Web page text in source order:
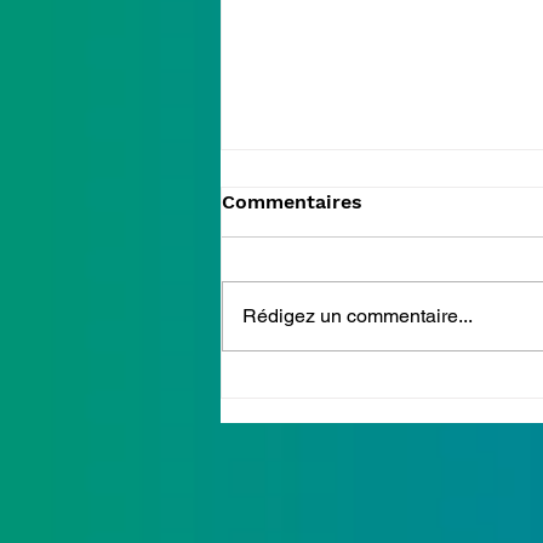
Commentaires
Rédigez un commentaire...